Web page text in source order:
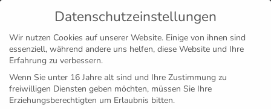
MENÜ
Disclaimer Impressum Datenschutz
Datenschutzeinstellungen
Wir nutzen Cookies auf unserer Website. Einige von ihnen sind
essenziell, während andere uns helfen, diese Website und Ihre
Erfahrung zu verbessern.
Wenn Sie unter 16 Jahre alt sind und Ihre Zustimmung zu
freiwilligen Diensten geben möchten, müssen Sie Ihre
Erziehungsberechtigten um Erlaubnis bitten.